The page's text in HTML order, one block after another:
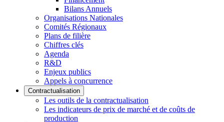
Bilans Annuels
Organisations Nationales
Comités Régionaux
Plans de filière
Chiffres clés
Agenda
R&D
Enjeux publics
Appels à concurrence
Contractualisation
Les outils de la contractualisation
Les indicateurs de prix de marché et de coûts de
production